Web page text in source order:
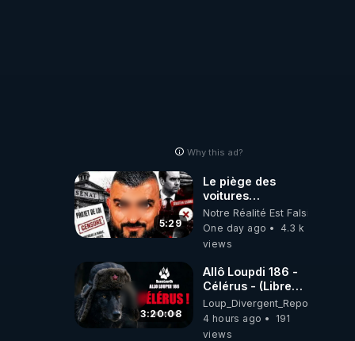
Why this ad?
5:29
Le piège des
voitures
électriques se
referme sur les
usagers !
Notre Réalité Est Falsifiée Et
One day ago
4.3 k
views
3:20:08
Allô Loupdi 186 -
Célérus - (Libre
Antenne) - Loup
Divergent
2026.08.06
Loup_Divergent_Reposts
4 hours ago
191
views